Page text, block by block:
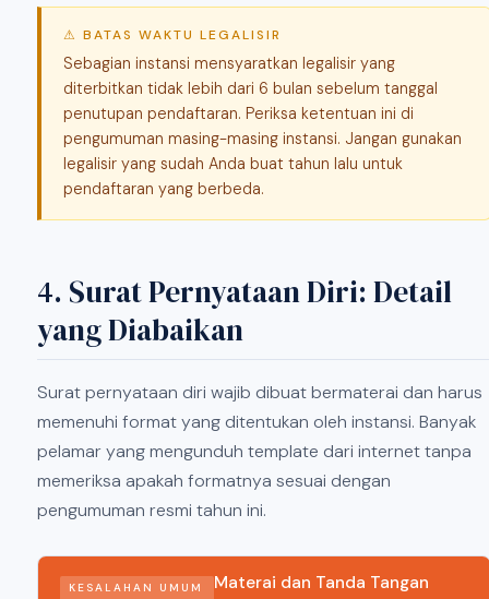
⚠ BATAS WAKTU LEGALISIR
Sebagian instansi mensyaratkan legalisir yang
diterbitkan tidak lebih dari 6 bulan sebelum tanggal
penutupan pendaftaran. Periksa ketentuan ini di
pengumuman masing-masing instansi. Jangan gunakan
legalisir yang sudah Anda buat tahun lalu untuk
pendaftaran yang berbeda.
4. Surat Pernyataan Diri: Detail
yang Diabaikan
Surat pernyataan diri wajib dibuat bermaterai dan harus
memenuhi format yang ditentukan oleh instansi. Banyak
pelamar yang mengunduh template dari internet tanpa
memeriksa apakah formatnya sesuai dengan
pengumuman resmi tahun ini.
KESALAHAN UMUM
Materai dan Tanda Tangan